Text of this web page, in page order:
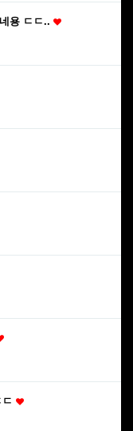
용 ㄷㄷ..